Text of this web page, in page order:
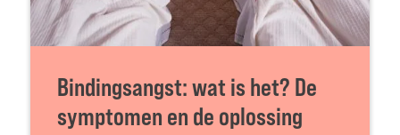
Bindingsangst: wat is het? De
symptomen en de oplossing